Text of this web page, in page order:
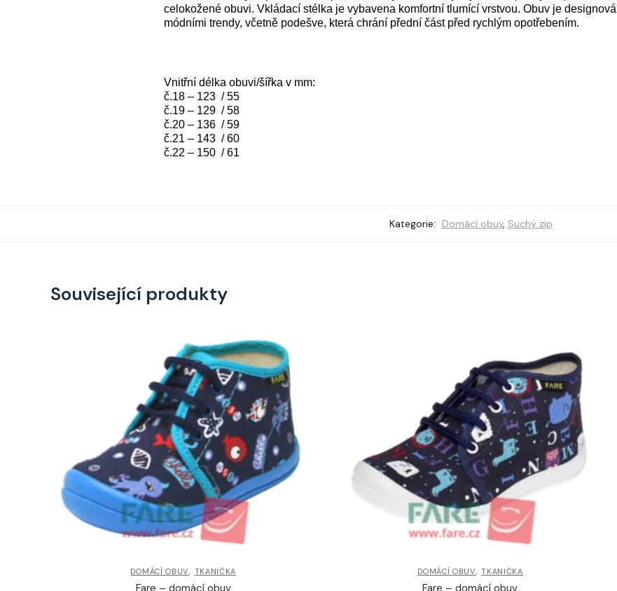
celokožené obuvi. Vkládací stélka je vybavena komfortní tlumící vrstvou. Obuv je
módními trendy, včetně podešve, která chrání přední část před rychlým opotřebením.
Vnitřní délka obuvi/šířka v mm:
č.18 – 123 / 55
č.19 – 129 / 58
č.20 – 136 / 59
č.21 – 143 / 60
č.22 – 150 / 61
Kategorie: Domácí obuv, Suchý zip
Související produkty
DOMÁCÍ OBUV, TKANIČKA
Fare – domácí obuv
DOMÁCÍ OBUV,TKANIČKA
Fare – domácí obuv